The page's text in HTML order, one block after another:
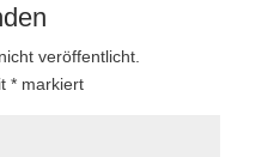
veröffentlicht.
*markiert